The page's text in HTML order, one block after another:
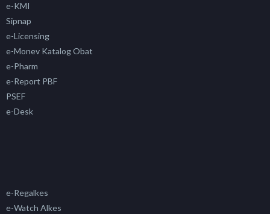
e-KMI
Sipnap
e-Licensing
e-Monev Katalog Obat
e-Pharm
e-Report PBF
PSEF
e-Desk
e-Regalkes
e-Watch Alkes